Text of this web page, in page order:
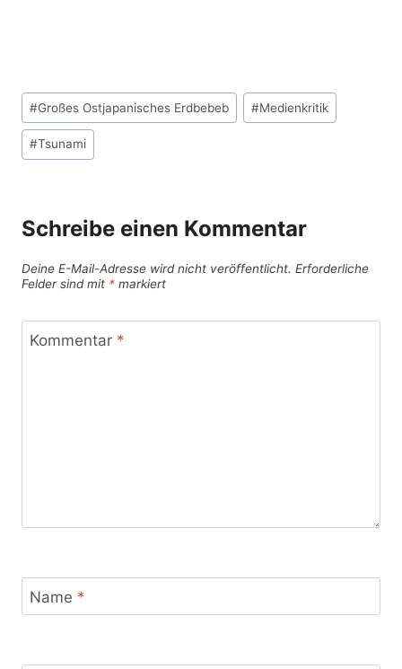
Schlagworte:
#Großes Ostjapanisches Erdbebeb #Medienkritik
#Tsunami
Schreibe einen Kommentar
Deine E-Mail-Adresse wird nicht veröffentlicht. Erforderliche
Felder sind mit * markiert
Kommentar *
Name *